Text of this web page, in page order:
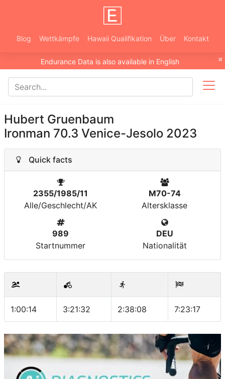
Blog Wettkämpfe Hawaii Qualifikation Über Kontakt
×
Endurance Data is also available in English
Hubert Gruenbaum
Ironman 70.3 Venice-Jesolo 2023
Quick facts
2355/1985/11
Alle/Geschlecht/AK
M70-74
Altersklasse
989
Startnummer
DEU
Nationalität
1:00:14 3:21:32 2:38:08 7:23:17